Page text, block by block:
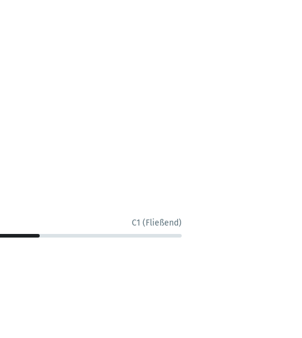
C1 (Fließend)